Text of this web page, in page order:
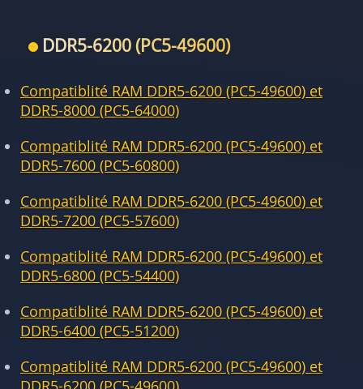
DDR5-6200 (PC5-49600)
Compatiblité RAM DDR5-6200 (PC5-49600) et
DDR5-8000 (PC5-64000)
Compatiblité RAM DDR5-6200 (PC5-49600) et
DDR5-7600 (PC5-60800)
Compatiblité RAM DDR5-6200 (PC5-49600) et
DDR5-7200 (PC5-57600)
Compatiblité RAM DDR5-6200 (PC5-49600) et
DDR5-6800 (PC5-54400)
Compatiblité RAM DDR5-6200 (PC5-49600) et
DDR5-6400 (PC5-51200)
Compatiblité RAM DDR5-6200 (PC5-49600) et